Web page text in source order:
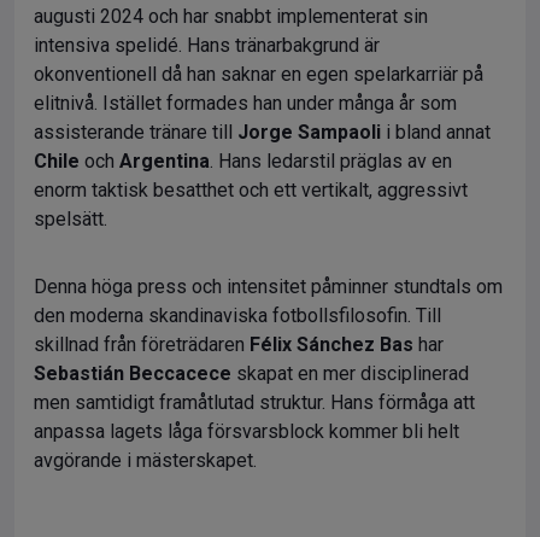
augusti 2024 och har snabbt implementerat sin
intensiva spelidé. Hans tränarbakgrund är
okonventionell då han saknar en egen spelarkarriär på
elitnivå. Istället formades han under många år som
assisterande tränare till Jorge Sampaoli i bland annat
Chile och Argentina. Hans ledarstil präglas av en
enorm taktisk besatthet och ett vertikalt, aggressivt
spelsätt.
Denna höga press och intensitet påminner stundtals om
den moderna skandinaviska fotbollsfilosofin. Till
skillnad från företrädaren Félix Sánchez Bas har
Sebastián Beccacece skapat en mer disciplinerad
men samtidigt framåtlutad struktur. Hans förmåga att
anpassa lagets låga försvarsblock kommer bli helt
avgörande i mästerskapet.